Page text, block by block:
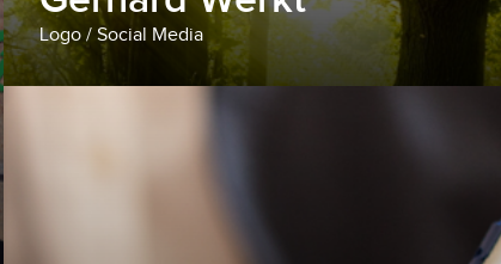
Logo / Social Media